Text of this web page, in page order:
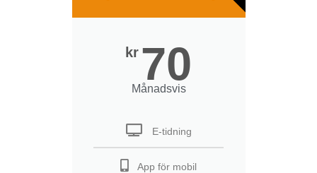
kr 70
Månadsvis
E-tidning
App för mobil